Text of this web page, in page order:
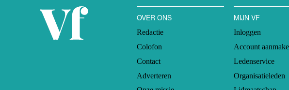
OVER ONS
Redactie
Colofon
Contact
Adverteren
MIJN VF
Inloggen
Account
Ledenservice
Organisatieleden